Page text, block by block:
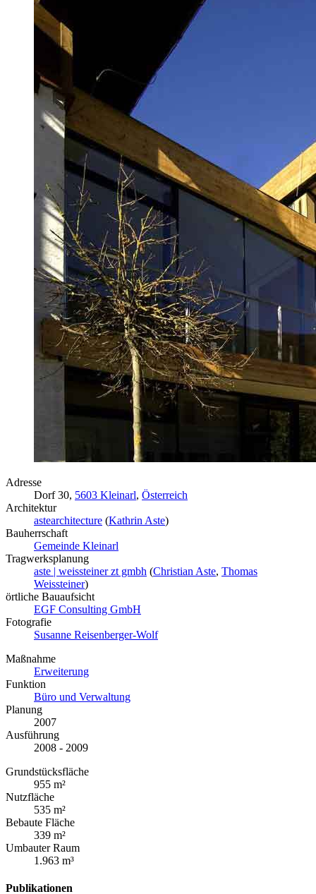
Adresse
Dorf 30, 5603 Kleinarl, Österreich
Architektur
astearchitecture (Kathrin Aste)
Bauherrschaft
Gemeinde Kleinarl
Tragwerksplanung
aste | weissteiner zt gmbh (Christian Aste, Thomas
Weissteiner)
örtliche Bauaufsicht
EGF Consulting GmbH
Fotografie
Susanne Reisenberger-Wolf
Maßnahme
Erweiterung
Funktion
Büro und Verwaltung
Planung
2007
Ausführung
2008 - 2009
Grundstücksfläche
955 m²
Nutzfläche
535 m²
Bebaute Fläche
339 m²
Umbauter Raum
1.963 m³
Publikationen